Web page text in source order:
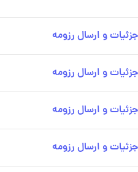
و ارسال رزومه
و ارسال رزومه
و ارسال رزومه
و ارسال رزومه